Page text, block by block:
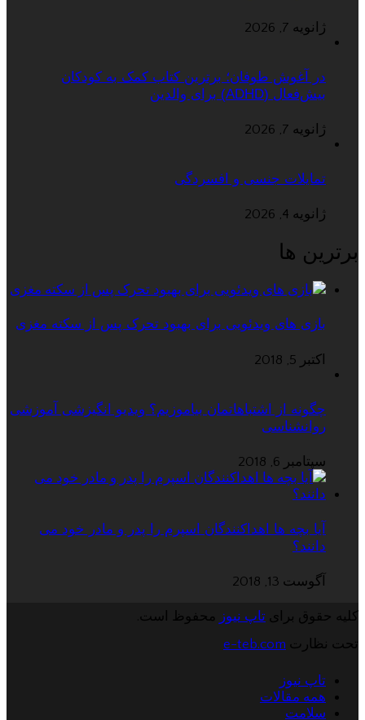
ژانویه 7, 2026
در آغوش طوفان؛ برترین کتاب کمک به کودکان
بیش‌فعال (ADHD) برای والدین
ژانویه 7, 2026
تمایلات جنسی و افسردگی
ژانویه 4, 2026
برترین ها
بازی های ویدئویی برای بهبود تحرک پس از سکته مغزی
اکتبر 5, 2018
چگونه از اشتباهاتمان بیاموزیم؟ ویدیو انگیزشی آموزشی
روانشناسی
سپتامبر 6, 2018
آیا بچه ها اهداکنندگان اسپرم را پدر و مادر خود می
دانند؟
آگوست 13, 2018
کلیه حقوق برای تاپ نیوز
محفوظ است.
تحت نظارت e-teb.com
تاپ نیوز
همه مقالات
سلامت